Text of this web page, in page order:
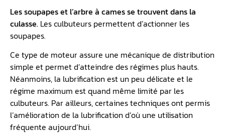
Les soupapes et l’arbre à cames se trouvent dans la
culasse. Les culbuteurs permettent d’actionner les
soupapes.
Ce type de moteur assure une mécanique de distribution
simple et permet d’atteindre des régimes plus hauts.
Néanmoins, la lubrification est un peu délicate et le
régime maximum est quand même limité par les
culbuteurs. Par ailleurs, certaines techniques ont permis
l’amélioration de la lubrification d’où une utilisation
fréquente aujourd’hui.